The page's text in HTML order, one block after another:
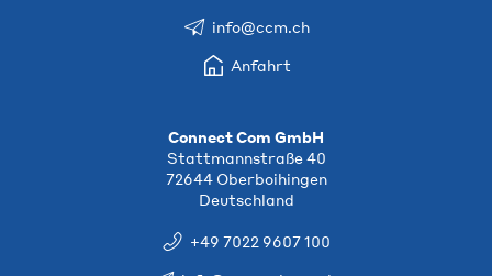
info@ccm.ch
Anfahrt
Connect Com GmbH
Stattmannstraße 40
72644 Oberboihingen
Deutschland
+49 7022 9607 100